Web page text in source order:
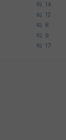
14
12
8
9
17